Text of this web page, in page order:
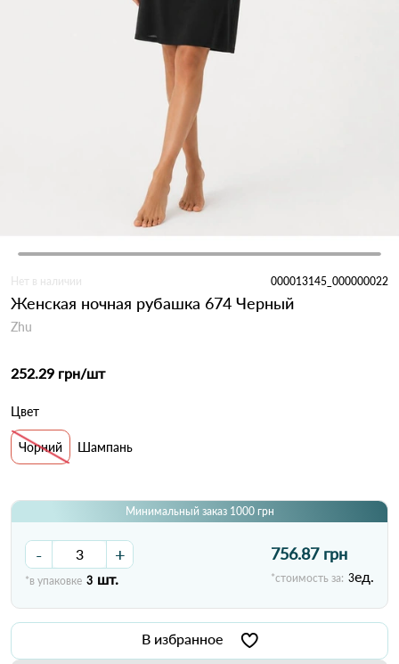
Нет в наличии 000013145_000000022
Женская ночная рубашка 674 Черный
Zhu
252.29 грн/шт
Цвет
Чорний Шампань
Минимальный заказ 1000 грн
- +
*в упаковке 3 шт.
756.87 грн
*стоимость за: 3ед.
В избранное